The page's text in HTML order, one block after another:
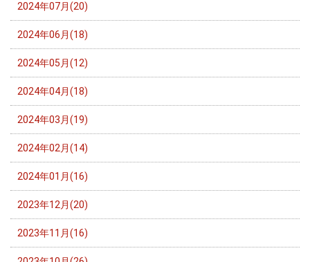
2024年07月(20)
2024年06月(18)
2024年05月(12)
2024年04月(18)
2024年03月(19)
2024年02月(14)
2024年01月(16)
2023年12月(20)
2023年11月(16)